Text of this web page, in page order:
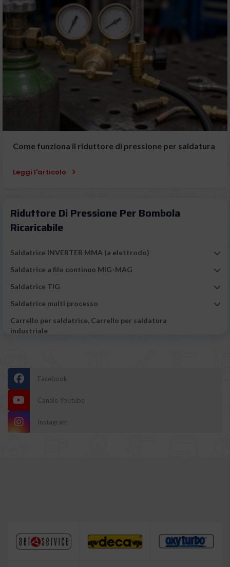
Riduttore Di Pressione Per Bombola
Ricaricabile
Saldatrice INVERTER MMA (a elettrodo)
Saldatrice a filo continuo MIG-MAG
Saldatrice TIG
Saldatrice multi processo
Carrello per saldatrice, Carrello per saldatura
industriale
Taglio plasma
Tutti gli utensili e accessori di Saldatura
Tutta la Protezione del saldatore
Bombola di gas per saldatura
Riduttore di pressione per bombola ricaricabile
Come funziona il riduttore di pressione per saldatura
Leggi l'articolo
Facebook
Canale Youtube
Instagram